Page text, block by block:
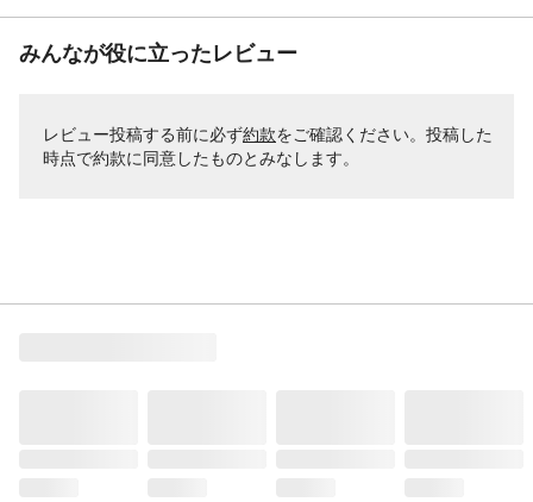
みんなが役に立ったレビュー
レビュー投稿する前に必ず約款をご確認ください。投稿した
時点で約款に同意したものとみなします。